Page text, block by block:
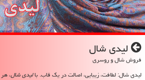
لیدی شال
فروش شال و روسری
لیدی شال: لطافت، زیبایی، اصالت در یک قاب. بالیدی شال،